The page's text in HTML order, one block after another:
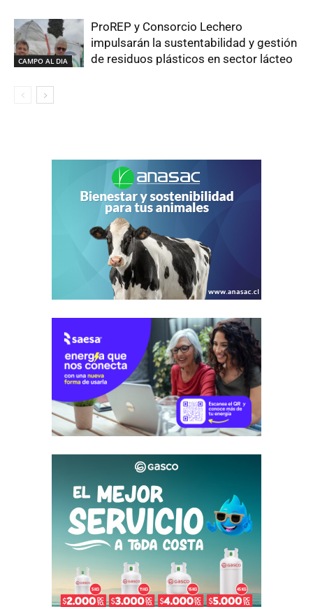
CAMPO AL DIA
ProREP y Consorcio Lechero
impulsarán la sustentabilidad y gestión
de residuos plásticos en sector lácteo